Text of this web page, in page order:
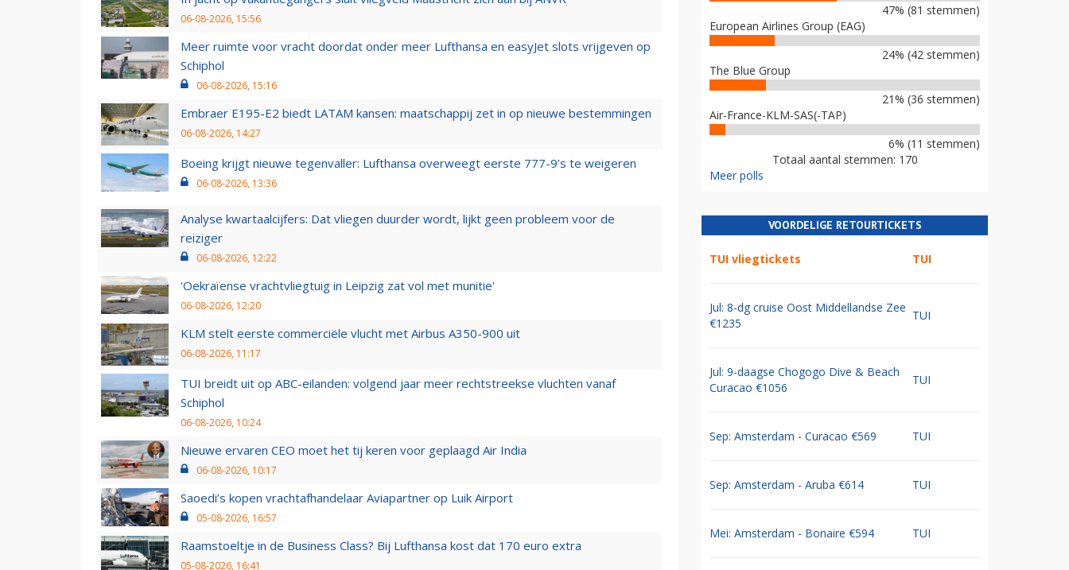
06-08-2026, 15:56
Meer ruimte voor vracht doordat onder meer Lufthansa en easyJet slots vrijgeven op
Schiphol
06-08-2026, 15:16
Embraer E195-E2 biedt LATAM kansen: maatschappij zet in op nieuwe bestemmingen
06-08-2026, 14:27
Boeing krijgt nieuwe tegenvaller: Lufthansa overweegt eerste 777-9’s te weigeren
06-08-2026, 13:36
Analyse kwartaalcijfers: Dat vliegen duurder wordt, lijkt geen probleem voor de
reiziger
06-08-2026, 12:22
'Oekraïense vrachtvliegtuig in Leipzig zat vol met munitie'
06-08-2026, 12:20
KLM stelt eerste commerciële vlucht met Airbus A350-900 uit
06-08-2026, 11:17
TUI breidt uit op ABC-eilanden: volgend jaar meer rechtstreekse vluchten vanaf
Schiphol
06-08-2026, 10:24
Nieuwe ervaren CEO moet het tij keren voor geplaagd Air India
06-08-2026, 10:17
Saoedi’s kopen vrachtafhandelaar Aviapartner op Luik Airport
05-08-2026, 16:57
Raamstoeltje in de Business Class? Bij Lufthansa kost dat 170 euro extra
05-08-2026, 16:41
47% (81 stemmen)
European Airlines Group (EAG)
24% (42 stemmen)
The Blue Group
21% (36 stemmen)
Air-France-KLM-SAS(-TAP)
6% (11 stemmen)
Totaal aantal stemmen: 170
Meer polls
VOORDELIGE RETOURTICKETS
TUI vliegtickets TUI
Jul: 8-dg cruise Oost Middellandse Zee
€1235
TUI
Jul: 9-daagse Chogogo Dive & Beach
Curacao €1056
TUI
Sep: Amsterdam - Curacao €569 TUI
Sep: Amsterdam - Aruba €614 TUI
Mei: Amsterdam - Bonaire €594 TUI